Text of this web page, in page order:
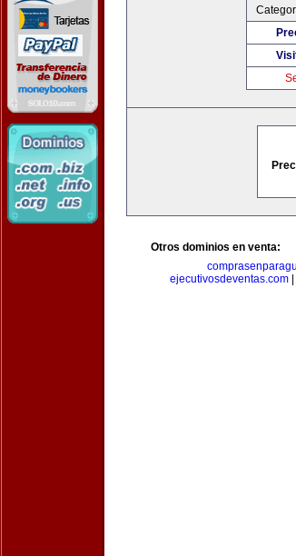
Otros dominios en venta:
ejecutivosdeventas.com